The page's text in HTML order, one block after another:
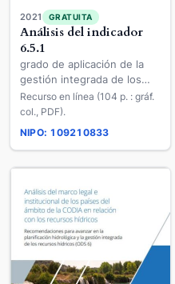
2021 GRATUITA
Análisis del indicador
6.5.1
grado de aplicación de la
gestión integrada de los
recursos hídricos en los
países del ámbito
actualización segundo ciclo
Gestión de los recursos
hídricos)
Recurso en línea (104 p. : gráf.
col., PDF).
NIPO: 109210833